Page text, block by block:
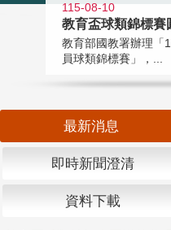
115-08-10
教育盃球類錦標賽
教育部國教署辦理「
員球類錦標賽」，...
最新消息
即時新聞澄清
資料下載